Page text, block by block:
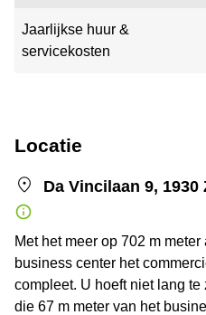
Jaarlijkse huur &
servicekosten
Locatie
Da Vincilaan 9, 1930
Met het meer op 702 m
business center het
compleet. U hoeft niet lang
die 67 m meter van het